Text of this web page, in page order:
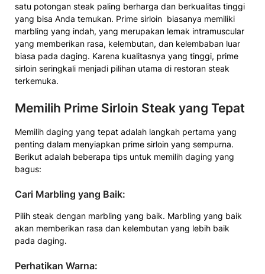
satu potongan steak paling berharga dan berkualitas tinggi
yang bisa Anda temukan. Prime sirloin biasanya memiliki
marbling yang indah, yang merupakan lemak intramuscular
yang memberikan rasa, kelembutan, dan kelembaban luar
biasa pada daging. Karena kualitasnya yang tinggi, prime
sirloin seringkali menjadi pilihan utama di restoran steak
terkemuka.
Memilih Prime Sirloin Steak yang Tepat
Memilih daging yang tepat adalah langkah pertama yang
penting dalam menyiapkan prime sirloin yang sempurna.
Berikut adalah beberapa tips untuk memilih daging yang
bagus:
Cari Marbling yang Baik:
Pilih steak dengan marbling yang baik. Marbling yang baik
akan memberikan rasa dan kelembutan yang lebih baik
pada daging.
Perhatikan Warna: